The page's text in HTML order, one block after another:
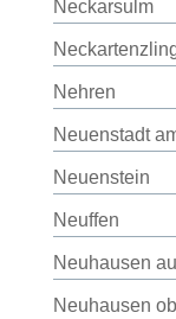
Neckarsulm
Nehren
Neuenstadt
Neuenstein
Neuffen
Neuhausen
Neuhausen